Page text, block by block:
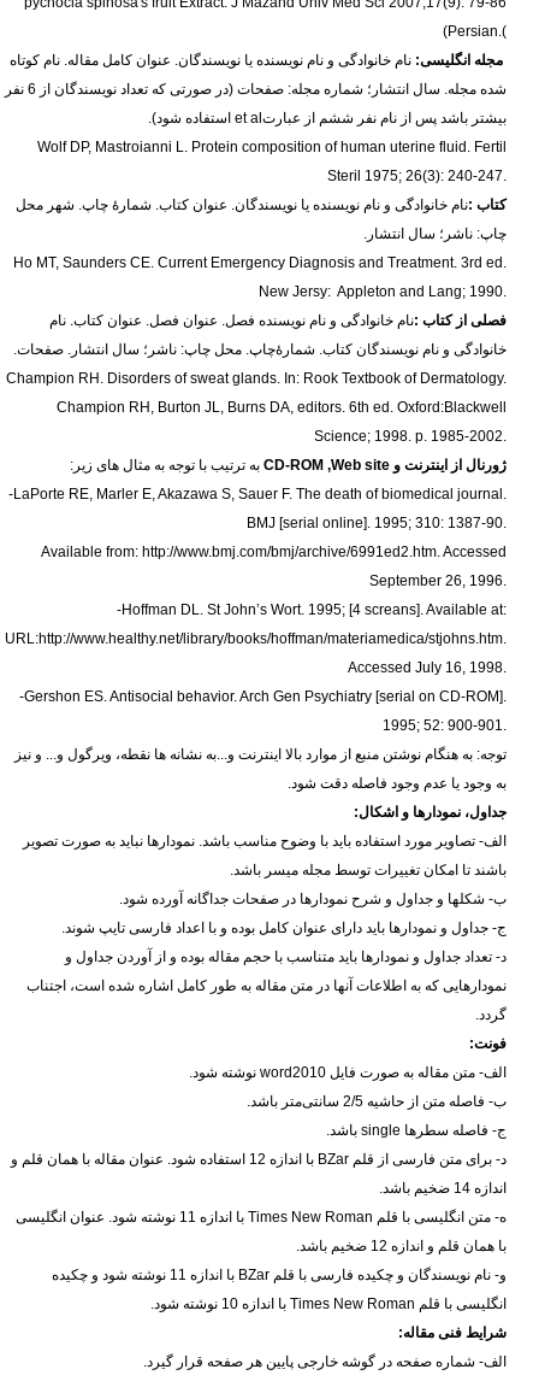
(Persian
مجله انگلیسی:نام خانوادگی و نام نویسنده یا نویسندگان. عنوان کامل مقاله. نام کوتاه
شده مجله. سال انتشار؛ شماره مجله: صفحات (در صورتی که تعداد نویسندگان از 6 نفر
بیشتر باشد پس از نام نفر ششم از عبارتet al استفاده شود).
Wolf DP, Mastroianni L. Protein composition of human uterine fluid. Fertil
Steril 1975; 26(3): 240-247
کتاب :نام خانوادگی و نام نویسنده یا نویسندگان. عنوان کتاب. شمارۀ چاپ. شهر محل
چاپ: ناشر؛ سال انتشار.
Ho MT, Saunders CE. Current Emergency Diagnosis and Treatment. 3rd ed.
New Jersy: Appleton and Lang; 1990
فصلی از کتاب :نام خانوادگی و نام نویسنده فصل. عنوان فصل. عنوان کتاب. نام
خانوادگی و نام نویسندگان کتاب. شمارۀچاپ. محل چاپ: ناشر؛ سال انتشار. صفحات.
Champion RH. Disorders of sweat glands. In: Rook Textbook of Dermatology.
Champion RH, Burton JL, Burns DA, editors. 6th ed. Oxford:Blackwell
Science; 1998. p. 1985-2002
ژورنال از اینترنت وCD-ROM ,Web site به ترتیب با توجه به مثال های زیر:
-LaPorte RE, Marler E, Akazawa S, Sauer F. The death of biomedical journal.
BMJ [serial online]. 1995; 310: 1387-90
Available from: http://www.bmj.com/bmj/archive/6991ed2.htm. Accessed
September 26, 1996
-Hoffman DL. St John’s Wort. 1995; [4 screans]. Available at
URL:http://www.healthy.net/library/books/hoffman/materiamedica/stjohns.htm.
Accessed July 16, 1998
-Gershon ES. Antisocial behavior. Arch Gen Psychiatry [serial on CD-ROM].
1995; 52: 900-901
توجه: به هنگام نوشتن منبع از موارد بالا اینترنت و...به نشانه ها نقطه، ویرگول و... و نیز
به وجود یا عدم وجود فاصله دقت شود.
جداول، نمودارها و اشکال:
الف- تصاویر مورد استفاده باید با وضوح مناسب باشد. نمودار‌ها نباید به صورت تصویر
باشند تا امکان تغییرات توسط مجله میسر باشد.
ب- شکلها و جداول و شرح نمودارها در صفحات جداگانه آورده شود.
ج- جداول و نمودارها باید دارای عنوان کامل بوده و با اعداد فارسی تایپ شوند.
د- تعداد جداول و نمودارها باید متناسب با حجم مقاله بوده و از آوردن جداول و
نمودارهایی که به اطلاعات آنها در متن مقاله به طور کامل اشاره شده است، اجتناب
گردد.
فونت:
الف- متن مقاله به صورت فایلword2010 نوشته شود.
ب- فاصله متن از حاشیه 2/5 سانتی‌متر باشد.
ج- فاصله سطر‌ها single باشد.
د- برای متن فارسی از قلمBZar
با اندازه 12 استفاده شود. عنوان مقاله با همان قلم و
اندازه 14 ضخیم باشد.
ه- متن انگلیسی با قلمTimes New Roman
با اندازه 11 نوشته شود. عنوان انگلیسی
با همان قلم و اندازه 12 ضخیم باشد.
و- نام نویسندگان و چکیده فارسی با قلمBZar
با اندازه 11 نوشته شود و چکیده
انگلیسی با قلمTimes New Roman با اندازه 10 نوشته شود.
شرایط فنی مقاله:
الف- شماره صفحه در گوشه خارجی پایین هر صفحه قرار گیرد.